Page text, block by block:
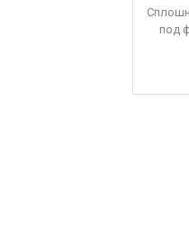
под